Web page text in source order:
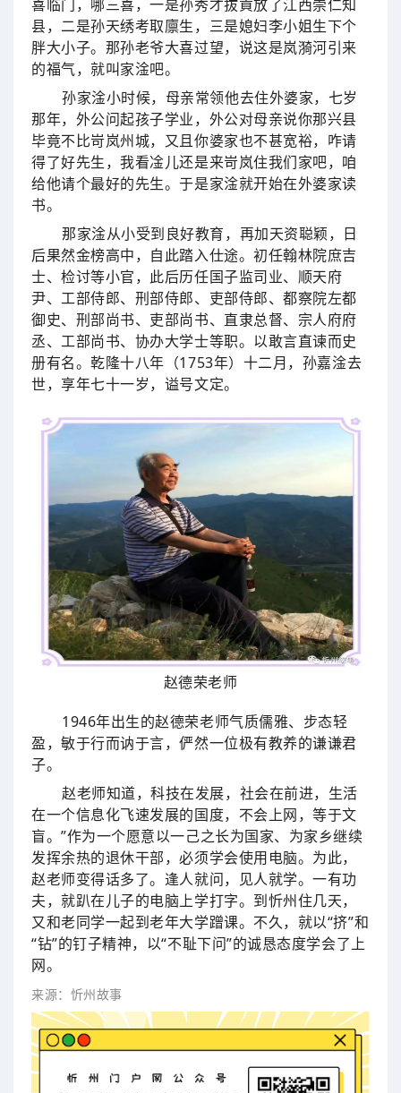
喜临门，哪三喜，一是孙秀才拔貢放了江西崇仁知
县，二是孙天绣考取廪生，三是媳妇李小姐生下个
胖大小子。那孙老爷大喜过望，说这是岚漪河引来
的福气，就叫家淦吧。
孙家淦小时候，母亲常领他去住外婆家，七岁
那年，外公问起孩子学业，外公对母亲说你那兴县
毕竟不比岢岚州城，又且你婆家也不甚宽裕，咋请
得了好先生，我看凎儿还是来岢岚住我们家吧，咱
给他请个最好的先生。于是家淦就开始在外婆家读
书。
那家淦从小受到良好教育，再加天资聪颖，日
后果然金榜高中，自此踏入仕途。初任翰林院庶吉
士、检讨等小官，此后历任国子监司业、顺天府
尹、工部侍郎、刑部侍郎、吏部侍郎、都察院左都
御史、刑部尚书、吏部尚书、直隶总督、宗人府府
丞、工部尚书、协办大学士等职。以敢言直谏而史
册有名。乾隆十八年（1753年）十二月，孙嘉淦去
世，享年七十一岁，谥号文定。
赵德荣老师
1946年出生的赵德荣老师气质儒雅、步态轻
盈，敏于行而讷于言，俨然一位极有教养的谦谦君
子。
赵老师知道，科技在发展，社会在前进，生活
在一个信息化飞速发展的国度，不会上网，等于文
盲。”作为一个愿意以一己之长为国家、为家乡继续
发挥余热的退休干部，必须学会使用电脑。为此，
赵老师变得话多了。逢人就问，见人就学。一有功
夫，就趴在儿子的电脑上学打字。到忻州住几天，
又和老同学一起到老年大学蹭课。不久，就以“挤”和
“钻”的钉子精神，以“不耻下问”的诚恳态度学会了上
网。
来源：忻州故事